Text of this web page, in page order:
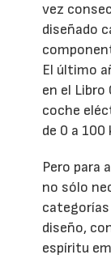
vez
diseñado
El último
en el Libro
coche
de 0 a
Pero para
no sólo
diseño,
espíritu